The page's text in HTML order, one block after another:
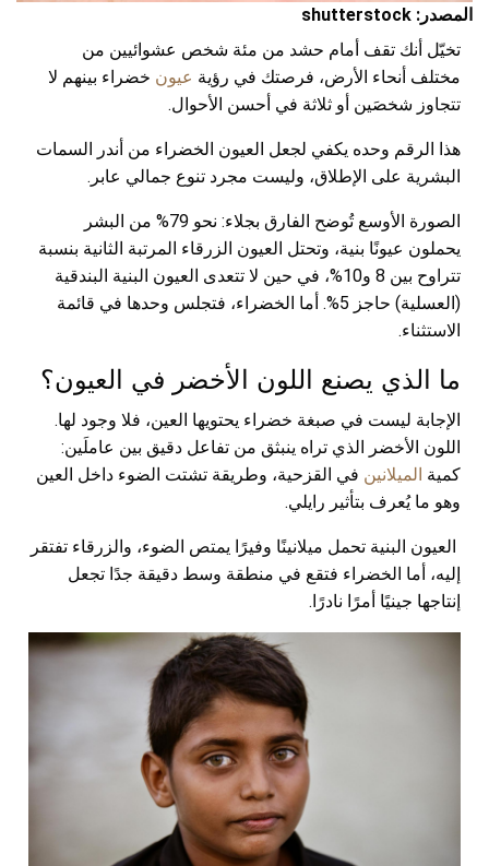
المصدر: shutterstock
تخيّل أنك تقف أمام حشد من مئة شخص عشوائيين من
مختلف أنحاء الأرض، فرصتك في رؤية عيون خضراء بينهم لا
تتجاوز شخصَين أو ثلاثة في أحسن الأحوال.
هذا الرقم وحده يكفي لجعل العيون الخضراء من أندر السمات
البشرية على الإطلاق، وليست مجرد تنوع جمالي عابر.
الصورة الأوسع تُوضح الفارق بجلاء: نحو 79% من البشر
يحملون عيونًا بنية، وتحتل العيون الزرقاء المرتبة الثانية بنسبة
تتراوح بين 8 و10%، في حين لا تتعدى العيون البنية البندقية
(العسلية) حاجز 5%. أما الخضراء، فتجلس وحدها في قائمة
الاستثناء.
ما الذي يصنع اللون الأخضر في العيون؟
الإجابة ليست في صبغة خضراء يحتويها العين، فلا وجود لها.
اللون الأخضر الذي تراه ينبثق من تفاعل دقيق بين عاملَين:
كمية الميلانين في القزحية، وطريقة تشتت الضوء داخل العين
وهو ما يُعرف بتأثير رايلي.
العيون البنية تحمل ميلانينًا وفيرًا يمتص الضوء، والزرقاء تفتقر
إليه، أما الخضراء فتقع في منطقة وسط دقيقة جدًا تجعل
إنتاجها جينيًا أمرًا نادرًا.